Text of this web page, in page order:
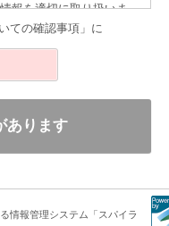
報を適切に取り扱いま
る影響
（電子メールアドレス
りできないことがあり
すが、差し支えなけれ
ましては、下記までご
ての確認事項」に
情報管理システム「スパイラ